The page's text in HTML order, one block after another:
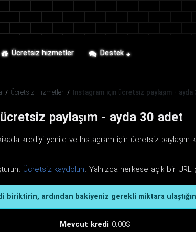
Ücretsiz hizmetler Destek
/ Ücretsiz Hizmetler / Instagram için ücretsiz paylaşım - ayda
paylaşım - ayda 30 adet
krediyi yenile ve Instagram için ücretsiz paylaşım
Ücretsiz kaydolun. Yalnızca herkese açık bir
ardından bakiyeniz gerekli miktara
Mevcut kredi 0.00$